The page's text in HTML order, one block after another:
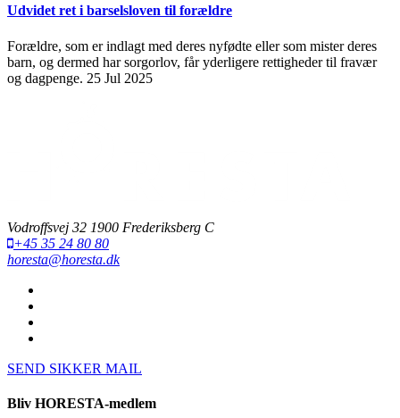
Udvidet ret i barselsloven til forældre
Forældre, som er indlagt med deres nyfødte eller som mister deres
barn, og dermed har sorgorlov, får yderligere rettigheder til fravær
og dagpenge. 25 Jul 2025
Vodroffsvej 32 1900 Frederiksberg C
+45 35 24 80 80
horesta@horesta.dk
SEND SIKKER MAIL
Bliv HORESTA-medlem